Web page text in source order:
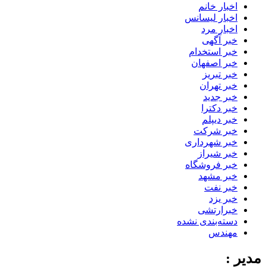
اخبار خانم
اخبار لیسانس
اخبار مرد
خبر آگهی
خبر استخدام
خبر اصفهان
خبر تبریز
خبر تهران
خبر جدید
خبر دکترا
خبر دیپلم
خبر شرکت
خبر شهرداری
خبر شیراز
خبر فروشگاه
خبر مشهد
خبر نفت
خبر یزد
خبرارتشی
دسته‌بندی نشده
مهندس
مدیر :